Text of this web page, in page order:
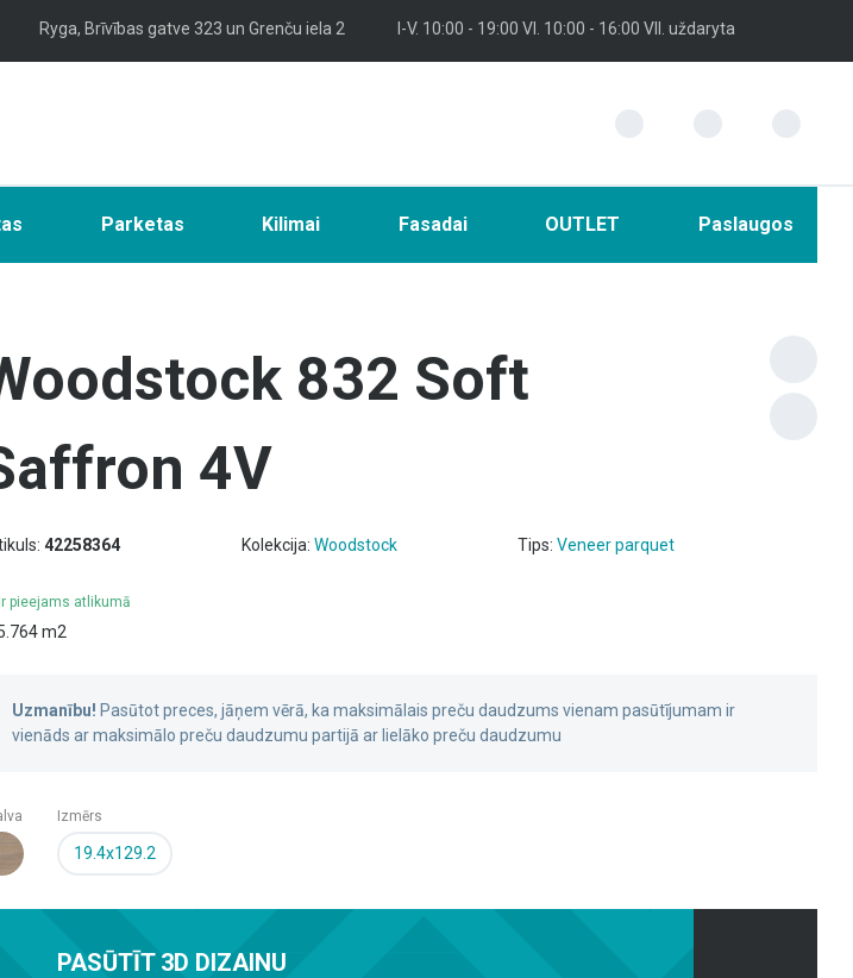
Ryga, Brīvības gatve 323 un Grenču iela 2 I-V. 10:00 - 19:00 VI. 10:00 - 16:00 VII. uždaryta
Parketas Kilimai Fasadai OUTLET Paslaugos
832 Soft
4V
42258364 Kolekcija: Woodstock Tips: Veneer parquet
Ir pieejams atlikumā
m2
Uzmanību! Pasūtot preces, jāņem vērā, ka maksimālais preču daudzums vienam pasūtījumam ir
vienāds ar maksimālo preču daudzumu partijā ar lielāko preču daudzumu
Izmērs
19.4x129.2
PASŪTĪT 3D DIZAINU